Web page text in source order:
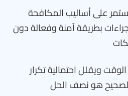
على أساليب المكافحة
بطريقة آمنة وفعالة دون
ويقلل احتمالية تكرار
هو نصف الحل